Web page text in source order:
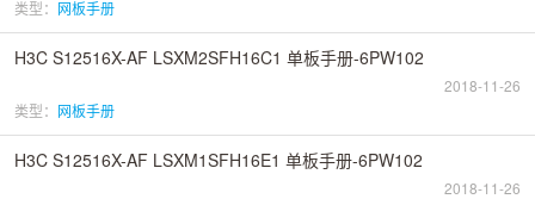
类型： 网板手册
H3C S12516X-AF LSXM2SFH16C1 单板手册-6PW102
2018-11-26
类型： 网板手册
H3C S12516X-AF LSXM1SFH16E1 单板手册-6PW102
2018-11-26